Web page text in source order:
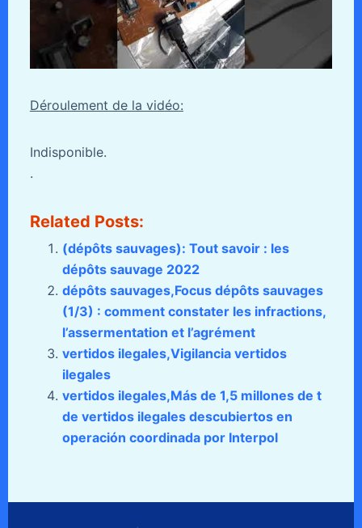
Déroulement de la vidéo:
Indisponible.
.
Related Posts:
(dépôts sauvages): Tout savoir : les
dépôts sauvage 2022
dépôts sauvages,Focus dépôts sauvages
(1/3) : comment constater les infractions,
l’assermentation et l’agrément
vertidos ilegales,Vigilancia vertidos
ilegales
vertidos ilegales,Más de 1,5 millones de t
de vertidos ilegales descubiertos en
operación coordinada por Interpol